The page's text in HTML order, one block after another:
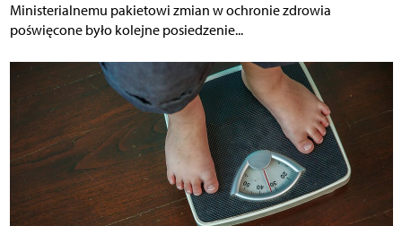
Ministerialnemu pakietowi zmian w ochronie zdrowia
poświęcone było kolejne posiedzenie...